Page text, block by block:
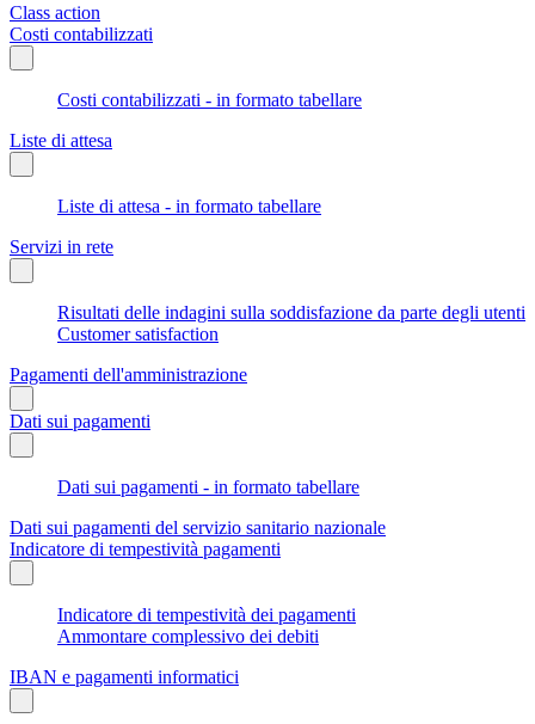
Class action
Costi contabilizzati
Costi contabilizzati - in formato tabellare
Liste di attesa
Liste di attesa - in formato tabellare
Servizi in rete
Risultati delle indagini sulla soddisfazione da parte degli utenti
Customer satisfaction
Pagamenti dell'amministrazione
Dati sui pagamenti
Dati sui pagamenti - in formato tabellare
Dati sui pagamenti del servizio sanitario nazionale
Indicatore di tempestività pagamenti
Indicatore di tempestività dei pagamenti
Ammontare complessivo dei debiti
IBAN e pagamenti informatici